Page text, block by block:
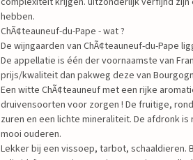
hebben.
ChÃ¢teauneuf-du-Pape - wat ?
De wijngaarden van ChÃ¢teauneuf-du-Pape
De appellatie is één der voornaamste van
prijs/kwaliteit dan pakweg deze van
Een witte ChÃ¢teauneuf met een rijke
druivensoorten voor zorgen ! De fruitige,
zuren en een lichte mineraliteit. De afdronk
mooi ouderen.
Lekker bij een vissoep, tarbot, schaaldieren.